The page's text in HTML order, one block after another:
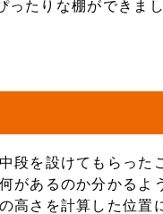
たりな棚ができま
段を設けてもらった
があるのか分かるよ
高さを計算した位置